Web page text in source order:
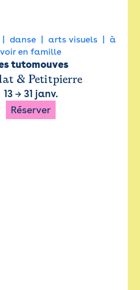
danse arts visuels
à
voir en famille
tutomouves
& Petitpierre
13→ 31 janv.
Réserver